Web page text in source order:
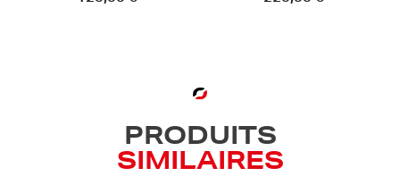
PRODUITS
SIMILAIRES